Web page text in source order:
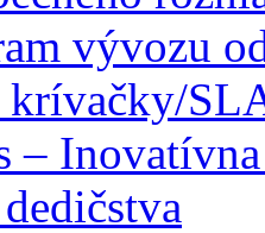
vývozu
krívačky/
–